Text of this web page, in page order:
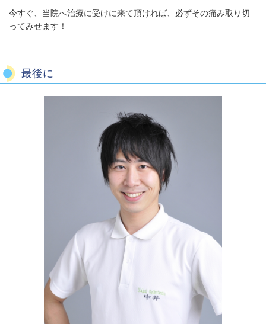
今すぐ、当院へ治療に受けに来て頂ければ、必ずその痛み取り切
ってみせます！
最後に